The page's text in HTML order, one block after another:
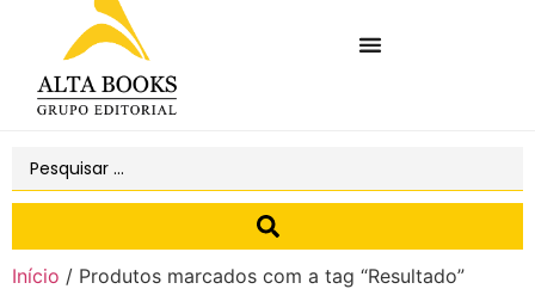
Início / Produtos marcados com a tag “Resultado”